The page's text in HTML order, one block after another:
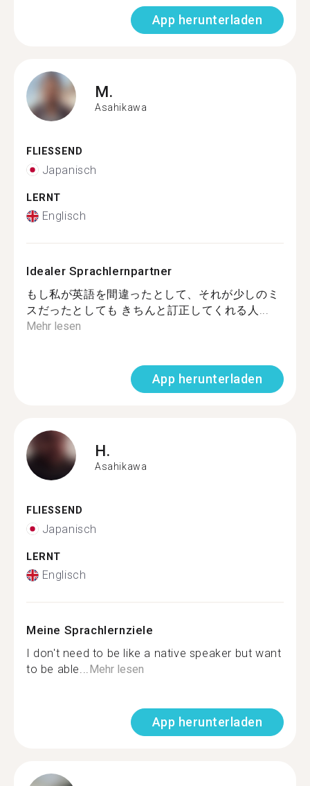
App herunterladen
M.
Asahikawa
FLIESSEND
Japanisch
LERNT
Englisch
Idealer Sprachlernpartner
もし私が英語を間違ったとして、それが少しのミ
スだったとしても きちんと訂正してくれる人...
Mehr lesen
App herunterladen
H.
Asahikawa
FLIESSEND
Japanisch
LERNT
Englisch
Meine Sprachlernziele
I don't need to be like a native speaker but want
to be able...Mehr lesen
App herunterladen